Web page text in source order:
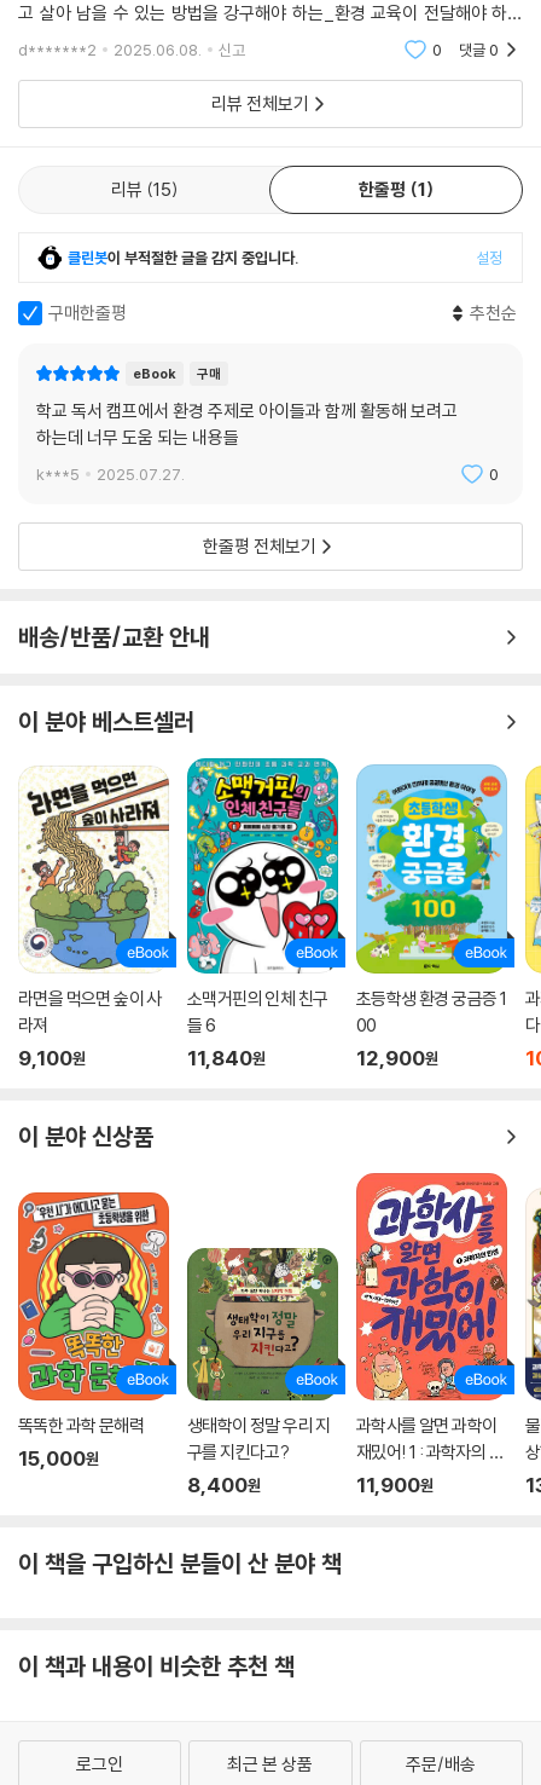
고 살아 남을 수 있는 방법을 강구해야 하는_환경 교육이 전달해야 하는
내용은 무겁고 어려울 수 있다. 이 주제를 이야기하기 위해 선생님은 자료
d*******2 2025.06.08. 신고 0 댓글0
리뷰 전체보기
리뷰 15 한줄평 1
클린봇이 부적절한 글을 감지 중입니다. 설정
구매한줄평 추천순
eBook 구매
학교 독서 캠프에서 환경 주제로 아이들과 함께 활동해 보려고
하는데 너무 도움 되는 내용들
k***5 2025.07.27. 0
한줄평 전체보기
배송/반품/교환 안내
이 분야 베스트셀러
라면을 먹으면 숲이 사
라져
9,100원
소맥거핀의 인체 친구
들 6
11,840원
초등학생 환경 궁금증 1
00
12,900원
다
이 분야 신상품
똑똑한 과학 문해력
15,000원
생태학이 정말 우리 지
구를 지킨다고?
8,400원
과학사를 알면 과학이
재밌어! 1 : 과학자의 탄
생
11,900원
이 책을 구입하신 분들이 산 분야 책
이 책과 내용이 비슷한 추천 책
로그인 최근 본 상품 주문/배송